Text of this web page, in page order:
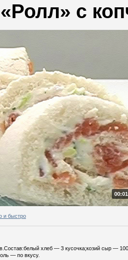
с
и быстро
хлеб — 3 кусочка;козий сыр —
— по вкусу.